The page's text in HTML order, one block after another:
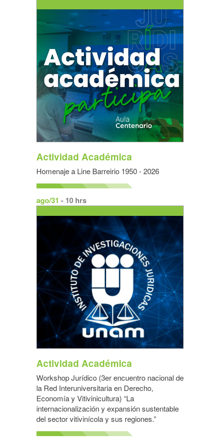
Actividad Académica
Homenaje a Line Barreirio 1950 - 2026
ago/31 - 10 hrs
Actividad Académica
Workshop Jurídico (3er encuentro nacional de
la Red Interuniversitaria en Derecho,
Economía y Vitivinicultura) “La
internacionalización y expansión sustentable
del sector vitivinícola y sus regiones.”